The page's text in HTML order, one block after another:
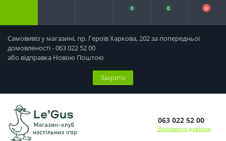
Самовивіз у магазині, пр. Героїв Харкова, 202 за попередньої
домовленості - 063 022 52 00
або відправка Новою Поштою
Закрити
0 0 0
063 022 52 00
Замовити дзвінок